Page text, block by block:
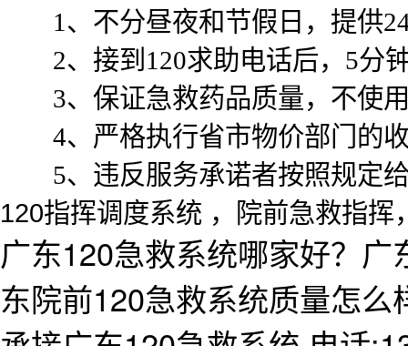
1、不分昼夜和节假日，提供
2、接到120求助电话后，5分
3、保证急救药品质量，不使
4、严格执行省市物价部门的
5、违反服务承诺者按照规定
120指挥调度系统 ，院前急救指挥
广东120急救系统哪家好？
东院前120急救系统质量怎